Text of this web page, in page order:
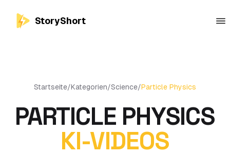
StoryShort
Startseite/Kategorien/Science/Particle Physics
PARTICLE PHYSICS
KI-VIDEOS